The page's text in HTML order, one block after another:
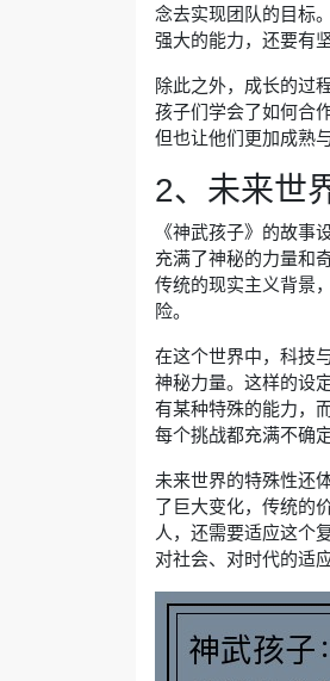
念去实现团队的目标
强大的能力，还要有
除此之外，成长的过
孩子们学会了如何合
但也让他们更加成熟
2、未来世
《神武孩子》的故事
充满了神秘的力量和
传统的现实主义背景
险。
在这个世界中，科技
神秘力量。这样的设
有某种特殊的能力，
每个挑战都充满不确
未来世界的特殊性还
了巨大变化，传统的
人，还需要适应这个
对社会、对时代的适